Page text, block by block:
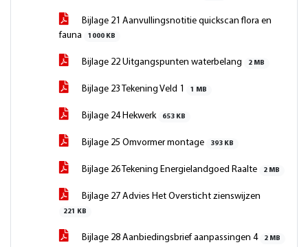
Bijlage 21 Aanvullingsnotitie quickscan flora en
fauna
1000 KB
Bijlage 22 Uitgangspunten waterbelang 2 MB
Bijlage 23 Tekening Veld 1 1 MB
Bijlage 24 Hekwerk 653 KB
Bijlage 25 Omvormer montage 393 KB
Bijlage 26 Tekening Energielandgoed Raalte 2 MB
Bijlage 27 Advies Het Oversticht zienswijzen
221 KB
Bijlage 28 Aanbiedingsbrief aanpassingen 4 2 MB